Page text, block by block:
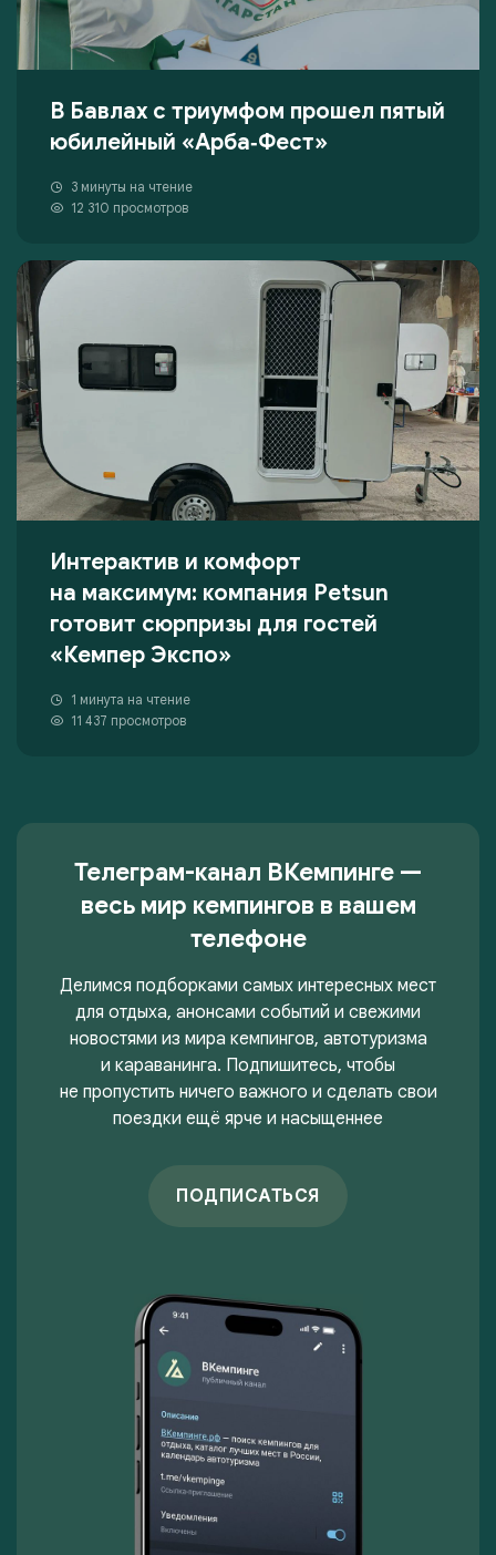
В Бавлах с триумфом прошел пятый
юбилейный «Арба‑Фест»
3 минуты на чтение
12 310 просмотров
Интерактив и комфорт
на максимум: компания Petsun
готовит сюрпризы для гостей
«Кемпер Экспо»
1 минута на чтение
11 437 просмотров
Телеграм-канал ВКемпинге —
весь мир кемпингов в вашем
телефоне
Делимся подборками самых интересных мест
для отдыха, анонсами событий и свежими
новостями из мира кемпингов, автотуризма
и караванинга. Подпишитесь, чтобы
не пропустить ничего важного и сделать свои
поездки ещё ярче и насыщеннее
ПОДПИСАТЬСЯ